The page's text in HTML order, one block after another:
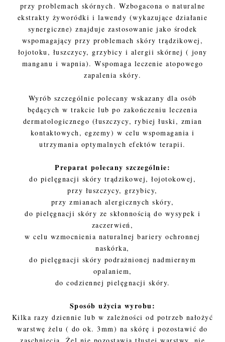
przy problemach skórnych. Wzbogacona o naturalne
ekstrakty żyworódki i lawendy (wykazujące działanie
synergiczne) znajduje zastosowanie jako środek
wspomagający przy problemach skóry trądzikowej,
łojotoku, łuszczycy, grzybicy i alergii skórnej ( jony
manganu i wapnia). Wspomaga leczenie atopowego
zapalenia skóry.
Wyrób szczególnie polecany wskazany dla osób
będących w trakcie lub po zakończeniu leczenia
dermatologicznego (łuszczycy, rybiej łuski, zmian
kontaktowych, egzemy) w celu wspomagania i
utrzymania optymalnych efektów terapii.
Preparat polecany szczególnie:
do pielęgnacji skóry trądzikowej, łojotokowej,
przy łuszczycy, grzybicy,
przy zmianach alergicznych skóry,
do pielęgnacji skóry ze skłonnością do wysypek i
zaczerwień,
w celu wzmocnienia naturalnej bariery ochronnej
naskórka,
do pielęgnacji skóry podrażnionej nadmiernym
opalaniem,
do codziennej pielęgnacji skóry.
Sposób użycia wyrobu:
Kilka razy dziennie lub w zależności od potrzeb nałożyć
warstwę żelu ( do ok. 3mm) na skórę i pozostawić do